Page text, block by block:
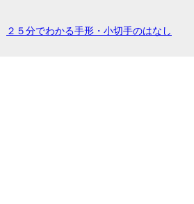
２５分でわかる手形・小切手のはなし